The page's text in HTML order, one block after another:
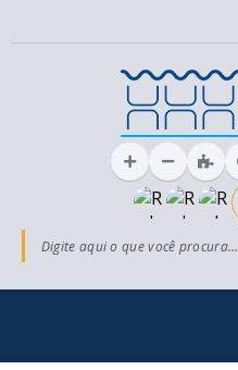
Digite aqui o que você procura...